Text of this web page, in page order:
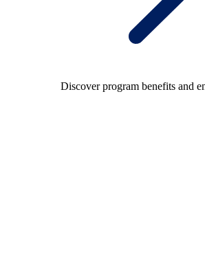
Discover program benefits and